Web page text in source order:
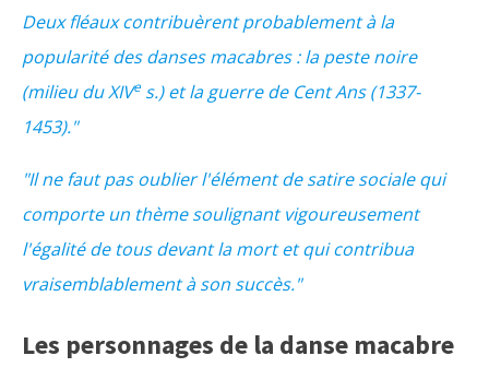
Deux fléaux contribuèrent probablement à la
popularité des danses macabres : la peste noire
(milieu du XIVes.) et la guerre de Cent Ans (1337-
1453)."
"Il ne faut pas oublier l'élément de satire sociale qui
comporte un thème soulignant vigoureusement
l'égalité de tous devant la mort et qui contribua
vraisemblablement à son succès."
Les personnages de la danse macabre